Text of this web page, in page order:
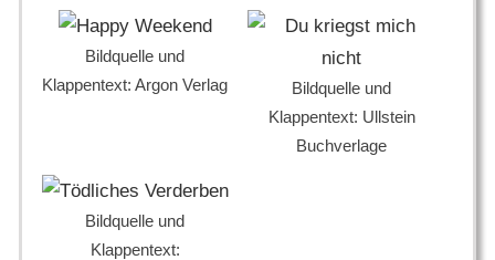
Bildquelle und
Klappentext: Argon Verlag
Bildquelle und
Klappentext: Ullstein
Buchverlage
Bildquelle und
Klappentext: